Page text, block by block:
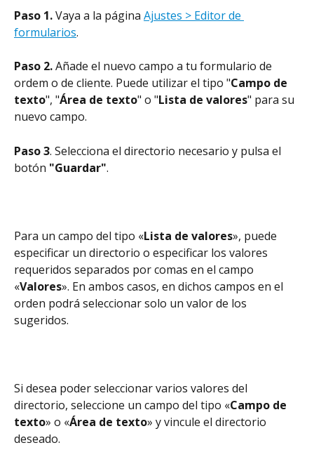
Paso 1. Vaya a la página Ajustes > Editor de
formularios.
Paso 2. Añade el nuevo campo a tu formulario de
ordem o de cliente. Puede utilizar el tipo "Campo de
texto", "Área de texto" o "Lista de valores" para su
nuevo campo.
Paso 3. Selecciona el directorio necesario y pulsa el
botón "Guardar".
Para un campo del tipo «Lista de valores», puede
especificar un directorio o especificar los valores
requeridos separados por comas en el campo
«Valores». En ambos casos, en dichos campos en el
orden podrá seleccionar solo un valor de los
sugeridos.
Si desea poder seleccionar varios valores del
directorio, seleccione un campo del tipo «Campo de
texto» o «Área de texto» y vincule el directorio
deseado.